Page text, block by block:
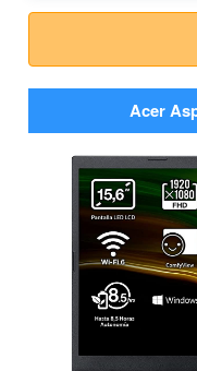
Acer